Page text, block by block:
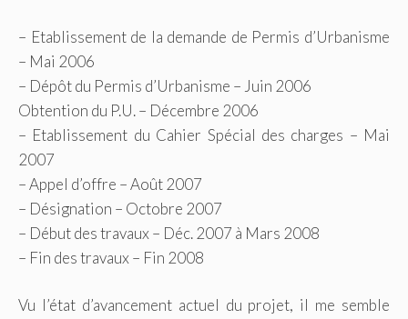
– Etablissement de la demande de Permis d’Urbanisme
– Mai 2006
– Dépôt du Permis d’Urbanisme – Juin 2006
Obtention du P.U. – Décembre 2006
– Etablissement du Cahier Spécial des charges – Mai
2007
– Appel d’offre – Août 2007
– Désignation – Octobre 2007
– Début des travaux – Déc. 2007 à Mars 2008
– Fin des travaux – Fin 2008
Vu l’état d’avancement actuel du projet, il me semble